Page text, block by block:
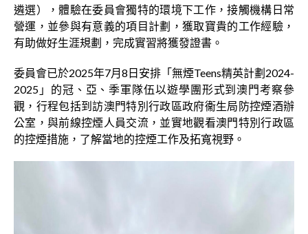
遴選），體驗在委員會獨特的環境下工作，接觸機構日常
營運，並參與有意義的項目計劃，獲取寶貴的工作經驗，
有助做好生涯規劃，完成實習將獲發證書。
委員會已於2025年7月8日安排「無煙Teens精英計劃2024-
2025」的冠、亞、季軍隊伍以遊學團形式到澳門考察參
觀，行程包括到訪澳門特別行政區政府衞生局防控煙酒辦
公室，與前線控煙人員交流，並實地觀看澳門特別行政區
的控煙措施，了解當地的控煙工作及拓寬視野。